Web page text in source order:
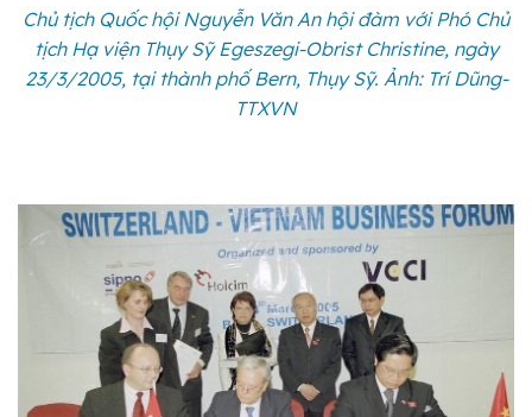
Chủ tịch Quốc hội Nguyễn Văn An hội đàm với Phó Chủ
tịch Hạ viện Thụy Sỹ Egeszegi-Obrist Christine, ngày
23/3/2005, tại thành phố Bern, Thụy Sỹ. Ảnh: Trí Dũng-
TTXVN